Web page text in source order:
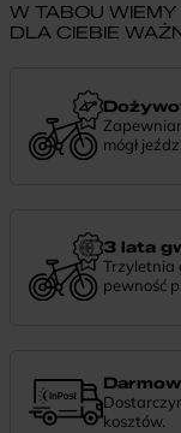
W TABOU
DLA CIEBIE
mógł
chętnie pomożemy.
3 lata
Trzyletnia
pewność
kosztów.